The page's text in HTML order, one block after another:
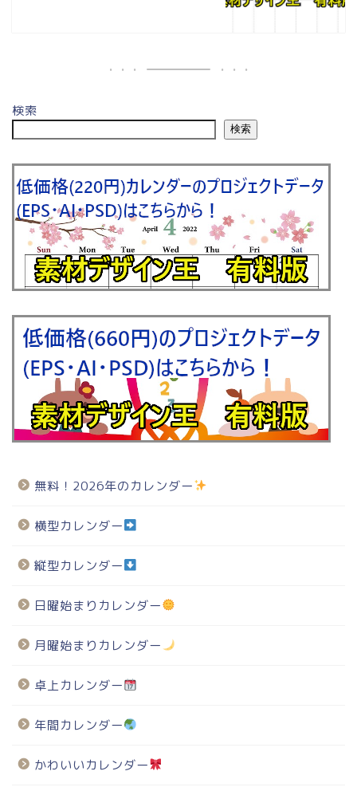
検索
検索
無料！2026年のカレンダー
横型カレンダー
縦型カレンダー
日曜始まりカレンダー
月曜始まりカレンダー
卓上カレンダー
年間カレンダー
かわいいカレンダー